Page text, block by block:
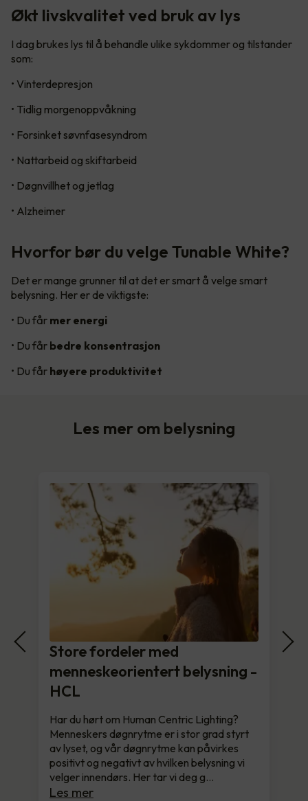
Økt livskvalitet ved bruk av lys
I dag brukes lys til å behandle ulike sykdommer og tilstander
som:
• Vinterdepresjon
• Tidlig morgenoppvåkning
• Forsinket søvnfasesyndrom
• Nattarbeid og skiftarbeid
• Døgnvillhet og jetlag
• Alzheimer
Hvorfor bør du velge Tunable White?
Det er mange grunner til at det er smart å velge smart
belysning. Her er de viktigste:
• Du får mer energi
• Du får bedre konsentrasjon
• Du får høyere produktivitet
Les mer om belysning
Store fordeler med
menneskeorientert belysning -
HCL
Har du hørt om Human Centric Lighting?
Menneskers døgnrytme er i stor grad styrt
av lyset, og vår døgnrytme kan påvirkes
positivt og negativt av hvilken belysning vi
velger innendørs. Her tar vi deg g…
Les mer